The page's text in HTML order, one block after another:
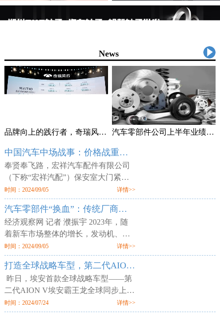
News
品牌向上的践行者，奇瑞风云T10上市售18.99万元起 汽车零部件公司上半年业绩频预喜 加速拓展海外市场
中国汽车中场战事：价格战重锤零部件供应商
奉贤奉飞路，宏祥汽车配件有限公司
（下称“宏祥汽配”）保安室大门紧
闭，但工厂大门却敞开，外人可以随
意进出。两层楼的厂区空空荡荡，所
有的产线、物料均已搬空，仅剩为数
时间：2024/09/05 详情>>
汽车零部件“换血”：传统厂商业绩平淡 增量部件厂商利润走高
经济观察网 记者 濮振宇 2023年，随
着新车市场整体的增长，发动机、轮
胎等传统汽车零部件企业获得了业绩
增长，但更多的传统零部件企业则业
绩不佳。汽车行业向电动化与智能化
时间：2024/09/05 详情>>
打造全球战略车型，第二代AION V售12.98万元起
昨日，埃安首款全球战略车型——第
二代AION V埃安霸王龙全球同步上
市。新车定位新硬派智驾SUV，提供
520km、650km、750km三种续航7个
时间：2024/07/24 详情>>